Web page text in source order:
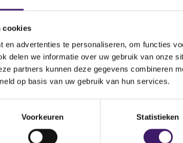
cookies
en advertenties te personaliseren, om functies
delen we informatie over uw gebruik van onze
partners kunnen deze gegevens combineren
op basis van uw gebruik van hun services.
Voorkeuren Statistieken
Soort
transactie
Aandelenoptie
programma